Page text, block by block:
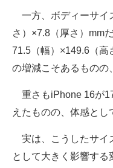
一方、ボディーサイ
さ）×7.8（厚さ）mm
71.5（幅）×149.6（高
の増減こそあるものの
重さもiPhone 16が
えたものの、体感とし
実は、こうしたサイ
として大きく影響す